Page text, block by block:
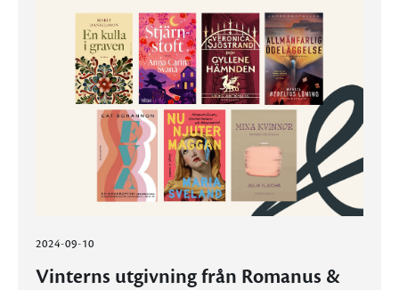
2024-09-10
Vinterns utgivning från Romanus &